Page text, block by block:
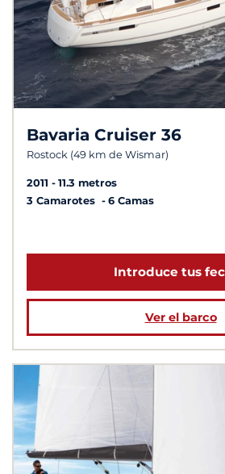
Bavaria Cruiser 36
Rostock (49 km de Wismar)
2011
11.3 metros
3 Camarotes
6 Camas
Introduce tus
Ver el barco